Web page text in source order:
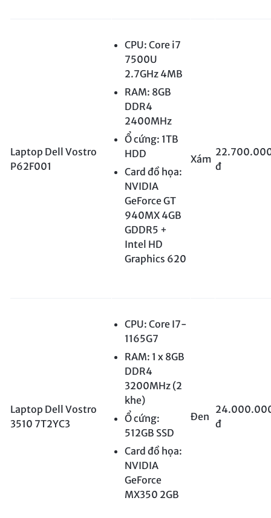
Laptop Dell Vostro
P62F001
CPU: Core i7
7500U
2.7GHz 4MB
RAM: 8GB
DDR4
2400MHz
Ổ cứng: 1TB
HDD
Card đồ họa:
NVIDIA
GeForce GT
940MX 4GB
GDDR5 +
Intel HD
Graphics 620
Xám
đ
Laptop Dell Vostro
3510 7T2YC3
CPU: Core I7-
1165G7
RAM: 1 x 8GB
DDR4
3200MHz (2
khe)
Ổ cứng:
512GB SSD
Card đồ họa:
NVIDIA
GeForce
MX350 2GB
Đen
đ